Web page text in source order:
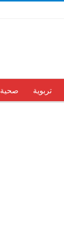
تربوية صحية